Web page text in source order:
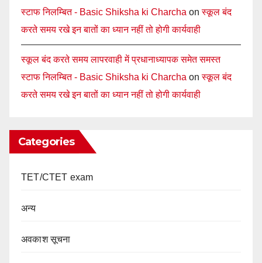
स्टाफ निलम्बित - Basic Shiksha ki Charcha onस्कूल बंद
करते समय रखे इन बातों का ध्यान नहीं तो होगी कार्यवाही
स्कूल बंद करते समय लापरवाही में प्रधानाध्यापक समेत समस्त
स्टाफ निलम्बित - Basic Shiksha ki Charcha onस्कूल बंद
करते समय रखे इन बातों का ध्यान नहीं तो होगी कार्यवाही
Categories
TET/CTET exam
अन्य
अवकाश सूचना